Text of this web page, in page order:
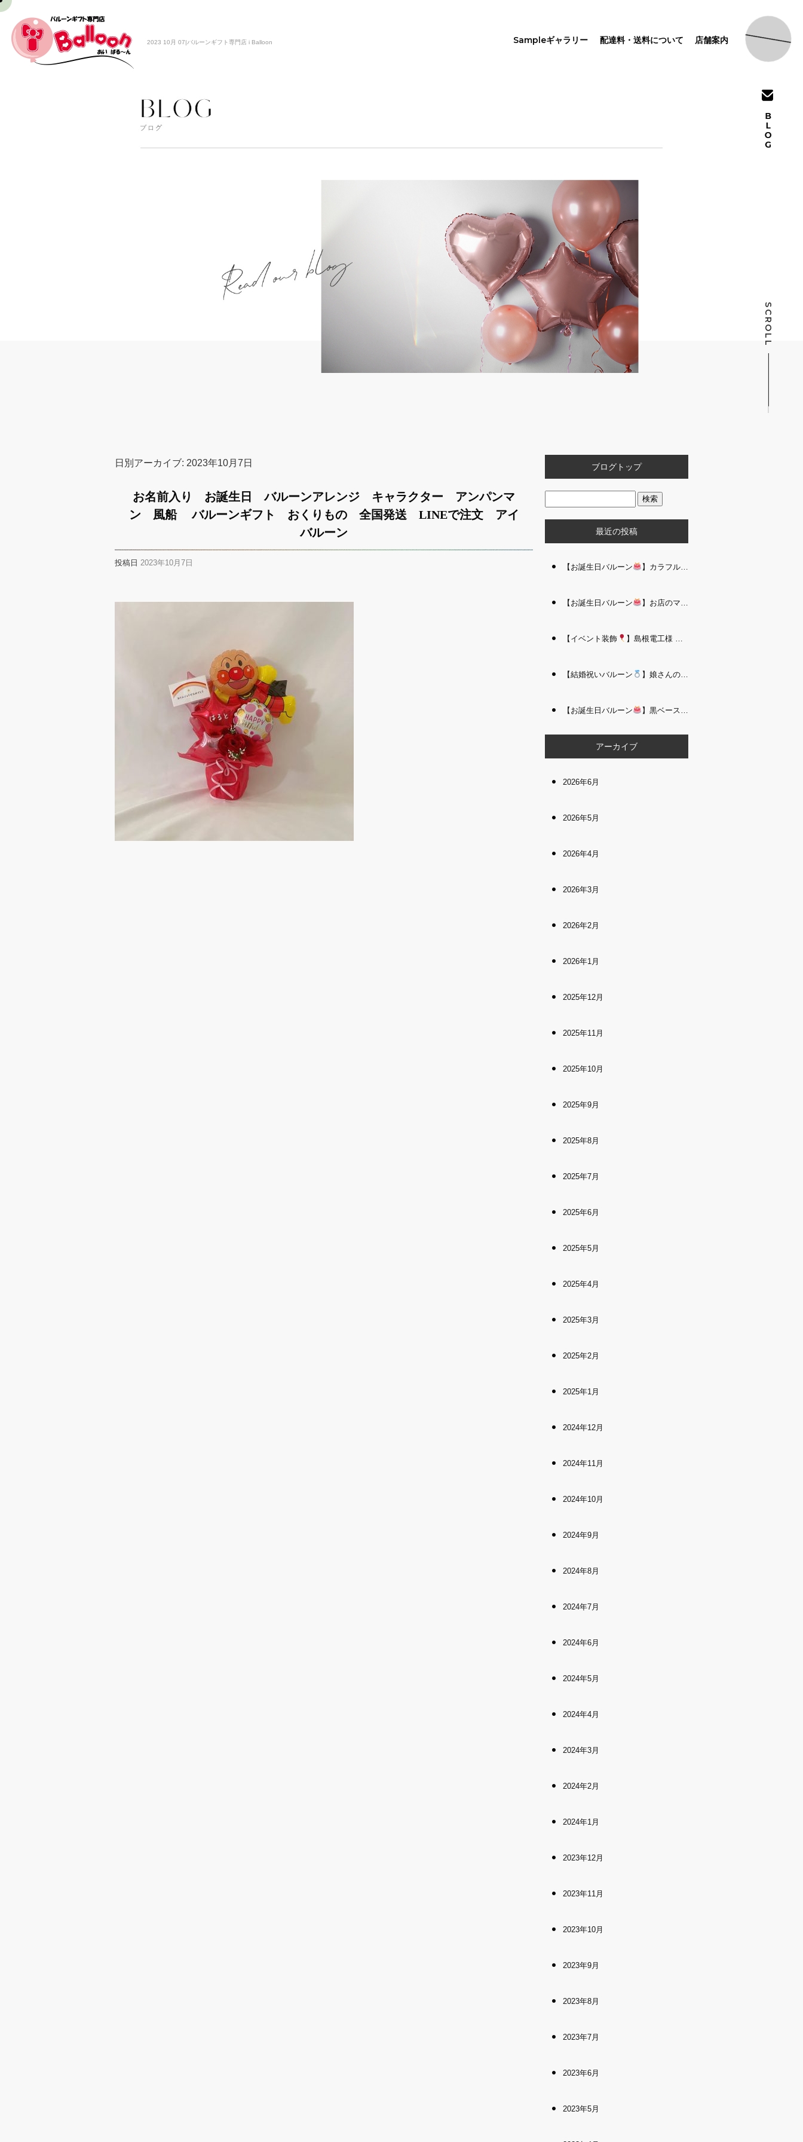
2023 10月 07|バルーンギフト専門店 i Balloon Sampleギャラリー 配達料・送料について 店舗案内
SCROLL
日別アーカイブ: 2023年10月7日
お名前入り お誕生日 バルーンアレンジ キャラクター アンパンマ
ン 風船 バルーンギフト おくりもの 全国発送 LINEで注文 アイ
バルーン
投稿日 2023年10月7日
ブログトップ
最近の投稿
【お誕生日バルーン 】カラフルで存在感たっぷりのバルーンタワー｜松江 i Balloo n
【お誕生日バルーン 】お店のママさんへの華やかなお祝いに｜シャンパン付き豪 華バルーンアレンジメント｜松江 i Balloon
【イベント装飾 】島根電工様 お客様感謝祭｜入口アーチ＆キッズコーナー装飾 を担当しました｜松江 i Balloon
【結婚祝いバルーン 】娘さんのご結婚祝いに｜ウェディングベアとフラワーイン バルーンが華やかなバルーンアレンジメント｜松江 i Balloon
【お誕生日バルーン 】黒ベース×ヒョウ柄がおしゃれ
アーカイブ
2026年6月
2026年5月
2026年4月
2026年3月
2026年2月
2026年1月
2025年12月
2025年11月
2025年10月
2025年9月
2025年8月
2025年7月
2025年6月
2025年5月
2025年4月
2025年3月
2025年2月
2025年1月
2024年12月
2024年11月
2024年10月
2024年9月
2024年8月
2024年7月
2024年6月
2024年5月
2024年4月
2024年3月
2024年2月
2024年1月
2023年12月
2023年11月
2023年10月
2023年9月
2023年8月
2023年7月
2023年6月
2023年5月